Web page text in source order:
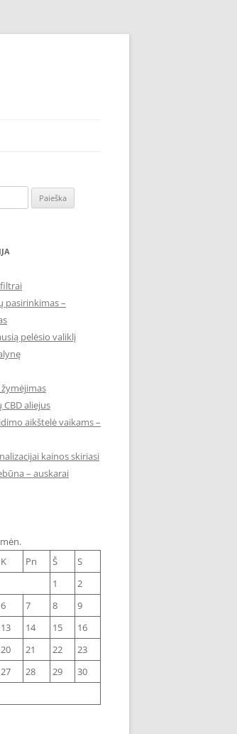
pasirinkimas –
pelėsio valiklį
aliejus
aikštelė vaikams –
kainos skiriasi
– auskarai
K Pn Š
S
1
2
6 7 8
9
13 14 15
16
20 21 22
23
27 28 29
30